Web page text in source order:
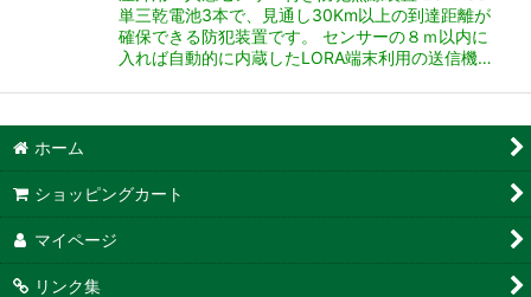
単三乾電池3本で、見通し30Km以上の到達距離が
確保できる防犯装置です。 センサーの８ｍ以内に
入れば自動的に内蔵したLORA端末利用の送信機…
ホーム
ショッピングカート
マイページ
リンク集